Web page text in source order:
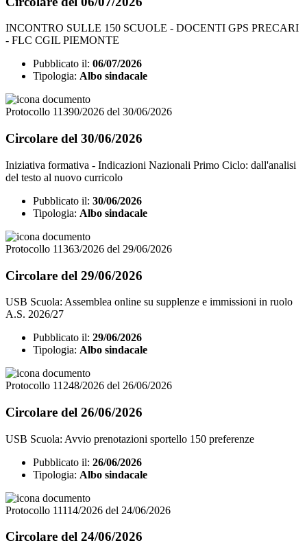
INCONTRO SULLE 150 SCUOLE - DOCENTI GPS PRECARI
- FLC CGIL PIEMONTE
Pubblicato il: 06/07/2026
Tipologia: Albo sindacale
Protocollo 11390/2026 del 30/06/2026
Circolare del 30/06/2026
Iniziativa formativa - Indicazioni Nazionali Primo Ciclo: dall'analisi
del testo al nuovo curricolo
Pubblicato il: 30/06/2026
Tipologia: Albo sindacale
Protocollo 11363/2026 del 29/06/2026
Circolare del 29/06/2026
USB Scuola: Assemblea online su supplenze e immissioni in ruolo
A.S. 2026/27
Pubblicato il: 29/06/2026
Tipologia: Albo sindacale
Protocollo 11248/2026 del 26/06/2026
Circolare del 26/06/2026
USB Scuola: Avvio prenotazioni sportello 150 preferenze
Pubblicato il: 26/06/2026
Tipologia: Albo sindacale
Protocollo 11114/2026 del 24/06/2026
Circolare del 24/06/2026